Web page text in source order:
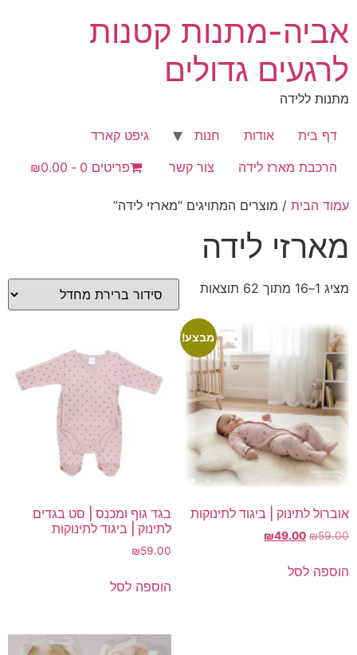
לתוכן
אביה-מתנות קטנות
לרגעים גדולים
מתנות ללידה
דף בית אודות חנות
גיפט קארד
הרכבת מארז לידה
צור קשר פריטים 0 ₪0.00
עמוד הבית / מוצרים המתויגים “מארזי לידה”
מארזי לידה
מציג 1–16 מתוך 62 תוצאות
מבצע!
אוברול לתינוק | ביגוד לתינוקות
₪59.00
המחיר
היה:
₪49.00
הוספה לסל
בגד גוף ומכנס | סט בגדים
לתינוק | ביגוד לתינוקות
₪59.00
הוספה לסל